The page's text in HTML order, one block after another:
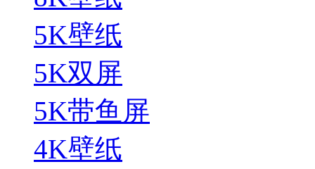
5K壁纸
5K双屏
5K带鱼屏
4K壁纸